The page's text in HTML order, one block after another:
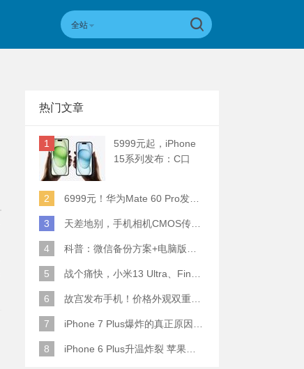
全站
热门文章
1
5999元起，iPhone
15系列发布：C口
2
6999元！华为Mate 60 Pro发布：麒麟9000S+卫星通话 (附初步跑分)
3 天差地别，手机相机CMOS传感器实际面积对比
4 科普：微信备份方案+电脑版丢失数据恢复指南
5 战个痛快，小米13 Ultra、Find X6 Pro、vivo X90 Pro+、小米12SU拍照横评
6 故宫发布手机！价格外观双重逆天！
7 iPhone 7 Plus爆炸的真正原因原来是这样
8 iPhone 6 Plus升温炸裂 苹果赔了一部全新的